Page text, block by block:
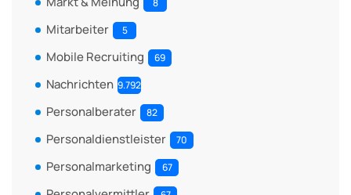
Mitarbeiter 5
Mobile Recruiting 69
Nachrichten 9.792
Personalberater 82
Personaldienstleister 70
Personalmarketing 67